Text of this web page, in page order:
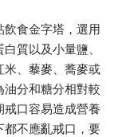
飲食金字塔，選用
質以及小量鹽、
米、藜麥、蕎麥或
分和糖分相對較
口容易造成營養
都不應亂戒口，要